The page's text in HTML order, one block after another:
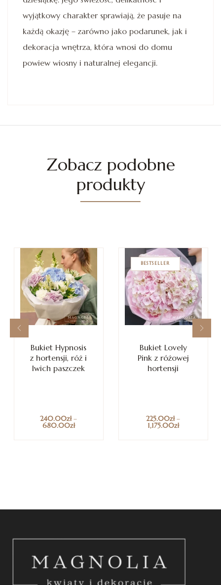
wyjątkowy charakter sprawiają, że pasuje na
każdą okazję – zarówno jako podarunek, jak i
dekoracja wnętrza, która wnosi do domu
powiew wiosny i naturalnej elegancji.
Zobacz podobne
produkty
Bukiet Hypnosis
z hortensji, róż i
lwich paszczek
240.00zł–
680.00zł
BESTSELLER
Bukiet Lovely
Pink z różowej
hortensji
225.00zł–
1,175.00zł